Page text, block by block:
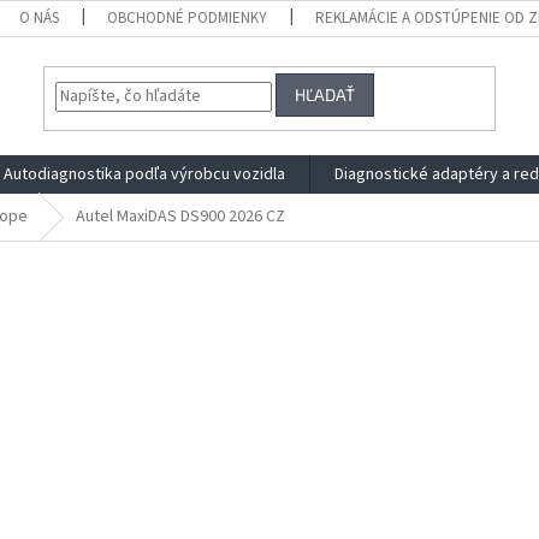
O NÁS OBCHODNÉ PODMIENKY REKLAMÁCIE A ODSTÚPENIE OD
HĽADAŤ
Autodiagnostika podľa výrobcu vozidla Diagnostické adaptéry a
Autel MaxiDAS DS900 2026 CZ